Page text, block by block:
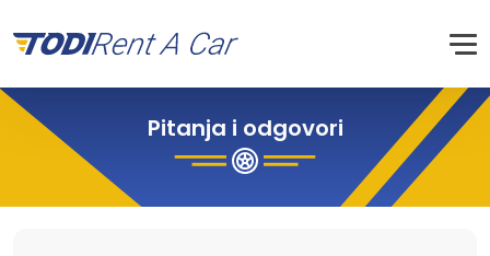
Pitanja i odgovori